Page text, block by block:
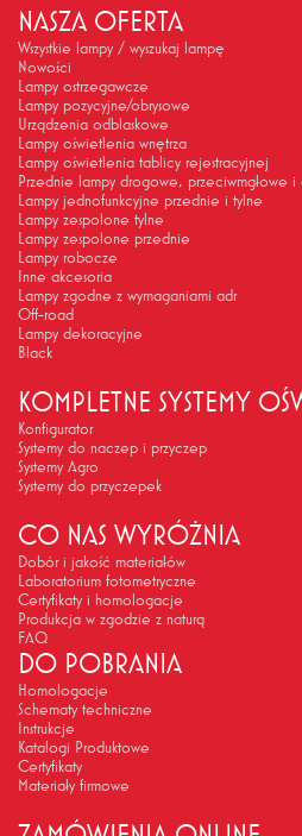
NASZA OFERTA
Wszystkie lampy / wyszukaj lampę
Nowości
Lampy ostrzegawcze
Lampy pozycyjne/obrysowe
Urządzenia odblaskowe
Lampy oświetlenia wnętrza
Lampy oświetlenia tablicy rejestracyjnej
Przednie lampy drogowe, przeciwmgłowe
Lampy jednofunkcyjne przednie i tylne
Lampy zespolone tylne
Lampy zespolone przednie
Lampy robocze
Inne akcesoria
Lampy zgodne z wymaganiami adr
Off-road
Lampy dekoracyjne
Black
KOMPLETNE SYSTEMY
Konfigurator
Systemy do naczep i przyczep
Systemy Agro
Systemy do przyczepek
CO NAS WYRÓŻNIA
Dobór i jakość materiałów
Laboratorium fotometryczne
Certyfikaty i homologacje
Produkcja w zgodzie z naturą
FAQ
DO POBRANIA
Homologacje
Schematy techniczne
Instrukcje
Katalogi Produktowe
Certyfikaty
Materiały firmowe